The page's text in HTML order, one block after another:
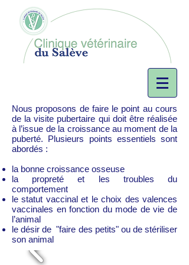
Nous proposons de faire le point au cours
de la visite pubertaire qui doit être réalisée
à l’issue de la croissance au moment de la
puberté. Plusieurs points essentiels sont
abordés :
la bonne croissance osseuse
la propreté et les troubles du
comportement
le statut vaccinal et le choix des valences
vaccinales en fonction du mode de vie de
l’animal
le désir de "faire des petits" ou de stériliser
son animal